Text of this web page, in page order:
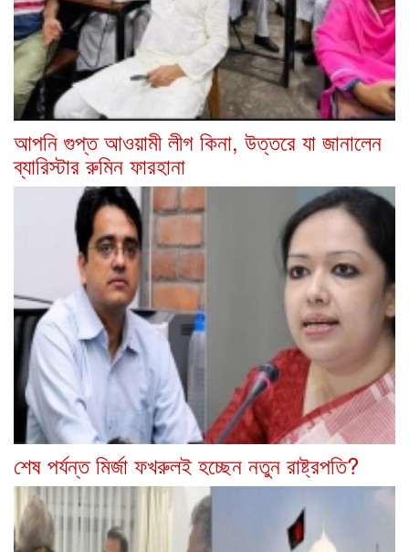
আপনি গুপ্ত আওয়ামী লীগ কিনা, উত্তরে যা জানালেন
ব্যারিস্টার রুমিন ফারহানা
শেষ পর্যন্ত মির্জা ফখরুলই হচ্ছেন নতুন রাষ্ট্রপতি?